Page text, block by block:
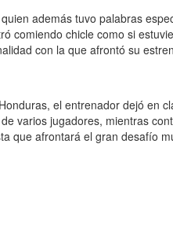
además tuvo palabras
comiendo chicle como si
con la que afrontó su
el entrenador dejó en
varios jugadores, mientras
que afrontará el gran desafío